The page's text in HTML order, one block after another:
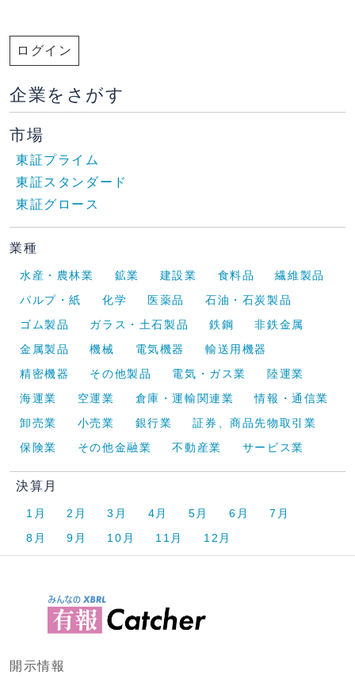
ログイン
企業をさがす
市場
東証プライム
東証スタンダード
東証グロース
業種
水産・農林業 鉱業 建設業 食料品
繊維製品
パルプ・紙
化学 医薬品
石油・石炭製品
ゴム製品
ガラス・土石製品 鉄鋼
非鉄金属
金属製品
機械 電気機器
輸送用機器
精密機器
その他製品 電気・ガス業
陸運業
海運業
空運業 倉庫・運輸関連業
情報・通信業
卸売業
小売業 銀行業
証券、商品先物取引業
保険業
その他金融業 不動産業 サービス業
決算月
1月 2月 3月 4月 5月 6月
7月
8月
9月 10月 11月 12月
開示情報